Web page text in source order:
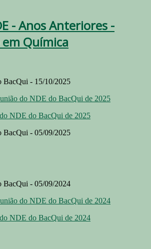
- Anos Anteriores -
Química
BacQui - 15/10/2025
do NDE do BacQui de 2025
NDE do BacQui de 2025
BacQui - 05/09/2025
BacQui - 05/09/2024
do NDE do BacQui de 2024
NDE do BacQui de 2024